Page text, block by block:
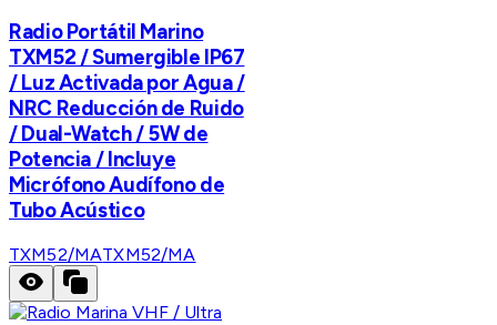
Radio Portátil Marino
TXM52 / Sumergible IP67
/ Luz Activada por Agua /
NRC Reducción de Ruido
/ Dual-Watch / 5W de
Potencia / Incluye
Micrófono Audífono de
Tubo Acústico
TXM52/MATXM52/MA